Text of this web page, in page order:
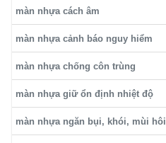
màn nhựa cách âm
màn nhựa cảnh báo nguy hiểm
màn nhựa chống côn trùng
màn nhựa giữ ổn định nhiệt độ
màn nhựa ngăn bụi, khói, mùi hôi